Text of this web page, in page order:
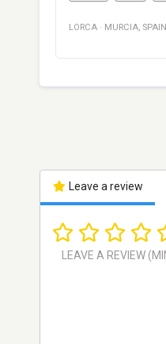
LORCA · MURCIA, SPAIN
Leave a review